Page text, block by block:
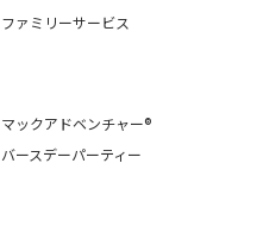
ファミリーサービス
マックアドベンチャー®
バースデーパーティー